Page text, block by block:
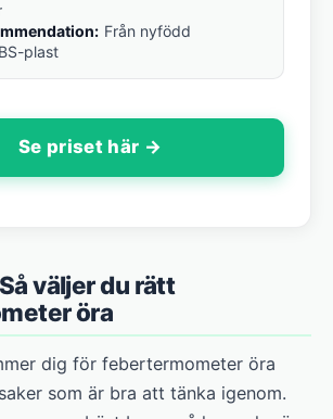
Från nyfödd
plast
Se priset här →
väljer du rätt
öra
dig för febertermometer öra
som är bra att tänka igenom.